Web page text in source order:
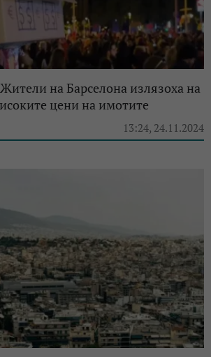
на Барселона излязоха на
цени на имотите
13:24, 24.11.2024